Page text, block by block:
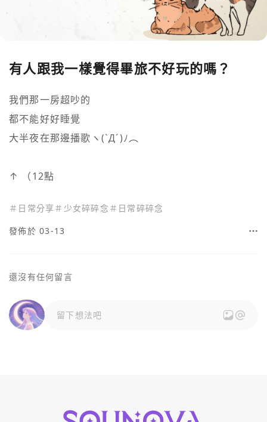
有人跟我一樣覺得畢旅不好玩的嗎？
我們那一房超吵的
都不能好好睡覺
大半夜在那邊播歌ヽ(`Д´)ﾉ︵
↑ （12點
＃ 日常分享＃ 少女碎碎念 ＃ 日常碎碎念
發佈於 03-13
還沒有任何留言
留下想法吧